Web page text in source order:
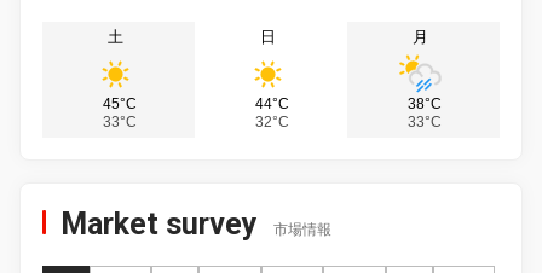
土
45°C
33°C
日
44°C
32°C
月
38°C
33°C
Market survey 市場情報